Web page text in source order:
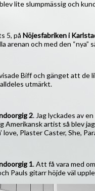
lite slumpmässig och
5, på Nöjesfabriken i
arenan och med den
Biff och gänget att de
utmärkt.
2. Jag lyckades av
Amerikansk artist så blev
Plaster Caster, She,
1. Att få vara med
Pauls gitarr höjde väl